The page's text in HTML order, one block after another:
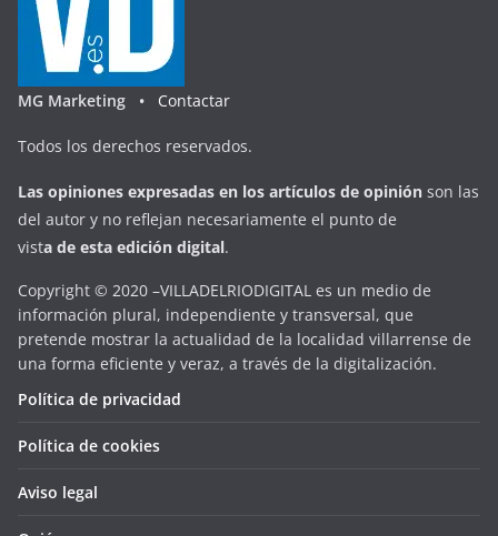
MG Marketing • Contactar
Todos los derechos reservados.
Las opiniones expresadas en los artículos de opinión son las
del autor y no reflejan necesariamente el punto de
vista de esta edición digital.
Copyright © 2020 –VILLADELRIODIGITAL es un medio de
información plural, independiente y transversal, que
pretende mostrar la actualidad de la localidad villarrense de
una forma eficiente y veraz, a través de la digitalización.
Política de privacidad
Política de cookies
Aviso legal